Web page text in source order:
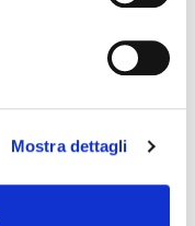
Mostra dettagli